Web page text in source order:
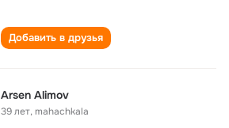
Добавить в друзья
Arsen Alimov
39 лет,mahachkala